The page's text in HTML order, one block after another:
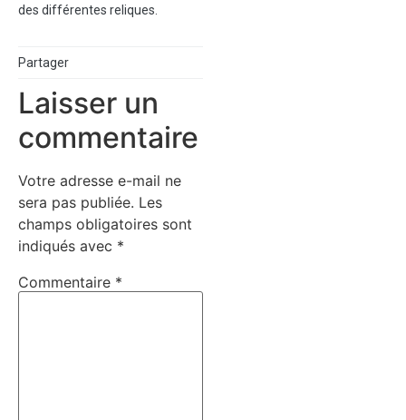
des différentes reliques.
Partager
Laisser un
commentaire
Votre adresse e-mail ne
sera pas publiée. Les
champs obligatoires sont
indiqués avec *
Commentaire *